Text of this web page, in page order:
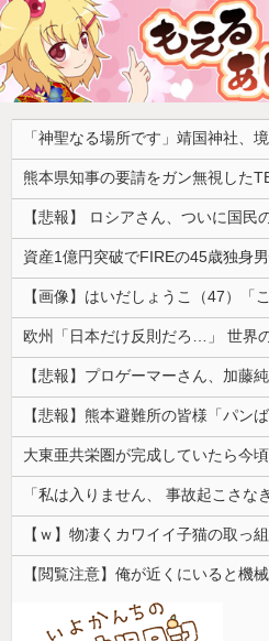
【悲報】 ロシアさん、ついに国民
【ｗ】物凄くカワイイ子猫の取っ
【閲覧注意】俺が近くにいると機